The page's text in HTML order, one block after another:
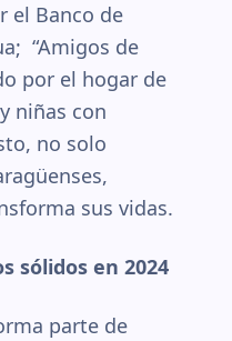
el Banco de
“Amigos de
por el hogar de
niñas con
no solo
sus vidas.
sólidos en 2024
parte de